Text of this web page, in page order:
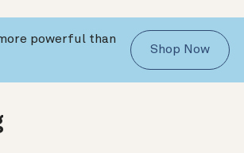
powerful than
Shop Now